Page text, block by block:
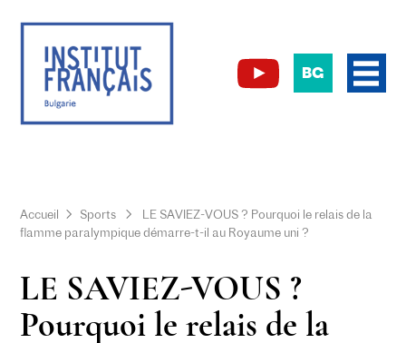
BG
Accueil Sports
LE SAVIEZ-VOUS ? Pourquoi le relais de la
flamme paralympique démarre-t-il au Royaume uni ?
LE SAVIEZ-VOUS ?
Pourquoi le relais de la